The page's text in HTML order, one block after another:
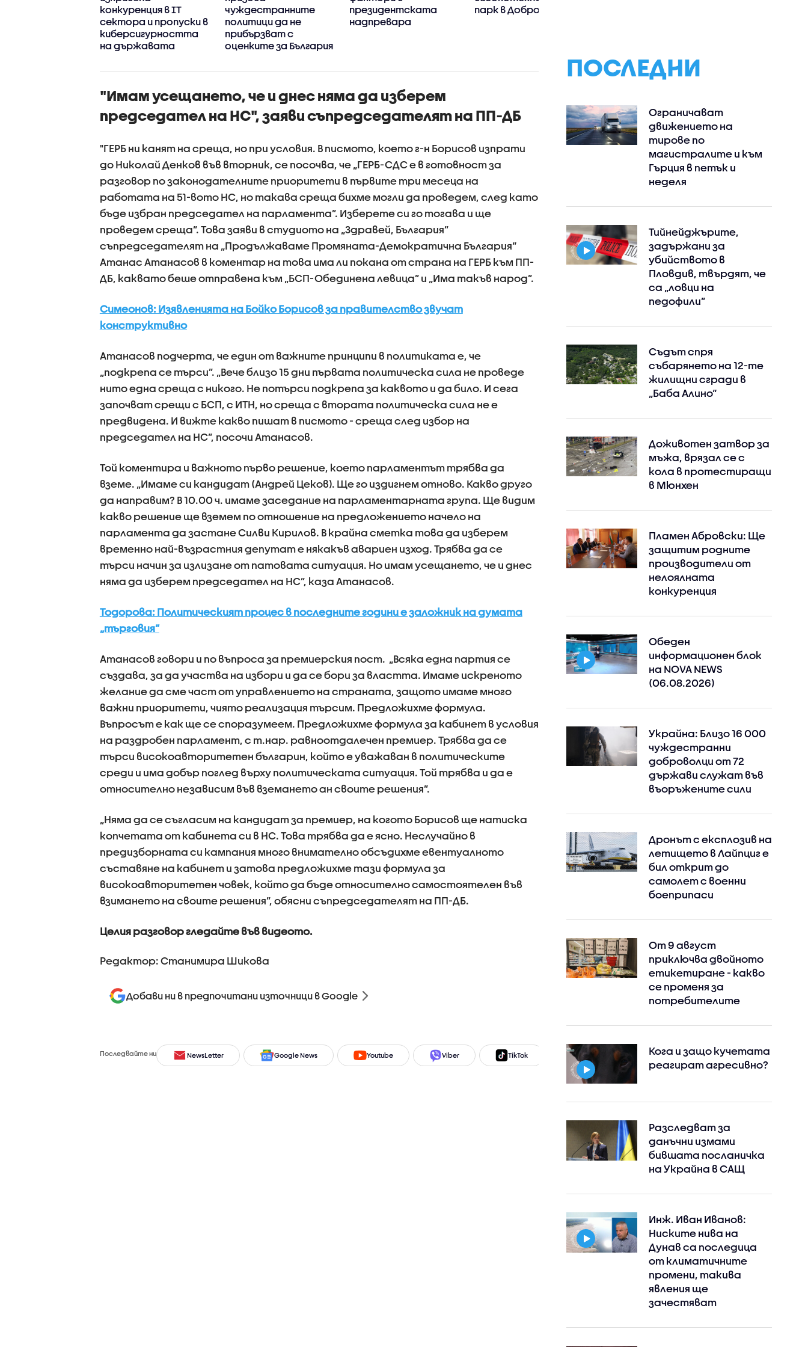
конкуренция в IT
сектора и пропуски в
киберсигурността
на държавата
чуждестранните
политици да не
прибързват с
оценките за България
президентската
надпревара
парк в Доброславци
"Имам усещането, че и днес няма да изберем
председател на НС", заяви съпредседателят на ПП-ДБ
"ГЕРБ ни канят на среща, но при условия. В писмото, което г-н Борисов изпрати
до Николай Денков във вторник, се посочва, че „ГЕРБ-СДС е в готовност за
разговор по законодателните приоритети в първите три месеца на
работата на 51-вото НС, но такава среща бихме могли да проведем, след като
бъде избран председател на парламента”. Изберете си го тогава и ще
проведем среща”. Това заяви в студиото на „Здравей, България”
съпредседателят на „Продължаваме Промяната-Демократична България“
Атанас Атанасов в коментар на това има ли покана от страна на ГЕРБ към ПП-
ДБ, каквато беше отправена към „БСП-Обединена левица” и „Има такъв народ”.
Симеонов: Изявленията на Бойко Борисов за правителство звучат
конструктивно
Атанасов подчерта, че един от важните принципи в политиката е, че
„подкрепа се търси”. „Вече близо 15 дни първата политическа сила не проведе
нито една среща с никого. Не потърси подкрепа за каквото и да било. И сега
започват срещи с БСП, с ИТН, но среща с втората политическа сила не е
предвидена. И вижте какво пишат в писмото - среща след избор на
председател на НС”, посочи Атанасов.
Той коментира и важното първо решение, което парламентът трябва да
вземе. „Имаме си кандидат (Андрей Цеков). Ще го издигнем отново. Какво друго
да направим? В 10.00 ч. имаме заседание на парламентарната група. Ще видим
какво решение ще вземем по отношение на предложението начело на
парламента да застане Силви Кирилов. В крайна сметка това да изберем
временно най-възрастния депутат е някакъв авариен изход. Трябва да се
търси начин за излизане от патовата ситуация. Но имам усещането, че и днес
няма да изберем председател на НС”, каза Атанасов.
Тодорова: Политическият процес в последните години е заложник на думата
„търговия”
Атанасов говори и по въпроса за премиерския пост. „Всяка една партия се
създава, за да участва на избори и да се бори за властта. Имаме искреното
желание да сме част от управлението на страната, защото имаме много
важни приоритети, чиято реализация търсим. Предложихме формула.
Въпросът е как ще се споразумеем. Предложихме формула за кабинет в условия
на раздробен парламент, с т.нар. равноотдалечен премиер. Трябва да се
търси високоавторитетен българин, който е уважаван в политическите
среди и има добър поглед върху политическата ситуация. Той трябва и да е
относително независим във вземането ан своите решения”.
„Няма да се съгласим на кандидат за премиер, на когото Борисов ще натиска
копчетата от кабинета си в НС. Това трябва да е ясно. Неслучайно в
предизборната си кампания много внимателно обсъдихме евентуалното
съставяне на кабинет и затова предложихме тази формула за
високоавторитетен човек, който да бъде относително самостоятелен във
взимането на своите решения”, обясни съпредседателят на ПП-ДБ.
Целия разговор гледайте във видеото.
Редактор: Станимира Шикова
Добави ни в предпочитани източници в Google
Последвайте ни NewsLetter Google News Youtube Viber TikTok Instagram Facebook
ПОСЛЕДНИ
Ограничават
движението на
тирове по
магистралите и към
Гърция в петък и
неделя
Тийнейджърите,
задържани за
убийството в
Пловдив, твърдят, че
са „ловци на
педофили”
Съдът спря
събарянето на 12-те
жилищни сгради в
„Баба Алино“
Доживотен затвор за
мъжа, врязал се с
кола в протестиращи
в Мюнхен
Пламен Абровски: Ще
защитим родните
производители от
нелоялната
конкуренция
Обеден
информационен блок
на NOVA NEWS
(06.08.2026)
Украйна: Близо 16 000
чуждестранни
доброволци от 72
държави служат във
въоръжените сили
Дронът с експлозив на
летището в Лайпциг е
бил открит до
самолет с военни
боеприпаси
От 9 август
приключва двойното
етикетиране - какво
се променя за
потребителите
Кога и защо кучетата
реагират агресивно?
Разследват за
данъчни измами
бившата посланичка
на Украйна в САЩ
Инж. Иван Иванов:
Ниските нива на
Дунав са последица
от климатичните
промени, такива
явления ще
зачестяват